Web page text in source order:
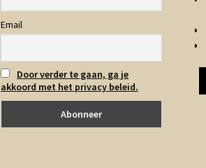
Email
Door verder te gaan, ga je
akkoord met het privacy beleid.